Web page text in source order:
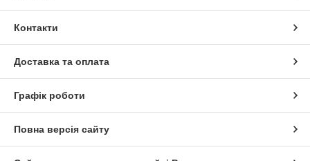
Контакти
Доставка та оплата
Графік роботи
Повна версія сайту